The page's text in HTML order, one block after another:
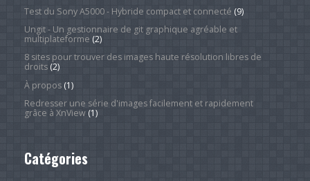
Test du Sony A5000 - Hybride compact et connecté (9)
Ungit - Un gestionnaire de git graphique agréable et
multiplateforme (2)
8 sites pour trouver des images haute résolution libres de
droits(2)
À propos(1)
Redresser une série d'images facilement et rapidement
grâce à XnView(1)
Catégories